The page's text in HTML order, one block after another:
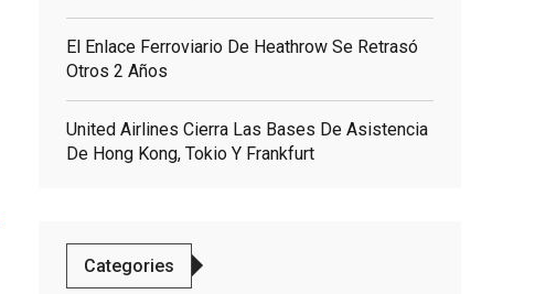
El Enlace Ferroviario De Heathrow Se Retrasó
Otros 2 Años
United Airlines Cierra Las Bases De Asistencia
De Hong Kong, Tokio Y Frankfurt
Categories